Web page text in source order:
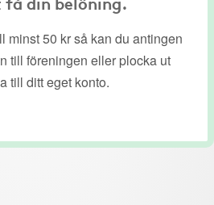
minst 50 kr så kan du antingen
till föreningen eller plocka ut
till ditt eget konto.